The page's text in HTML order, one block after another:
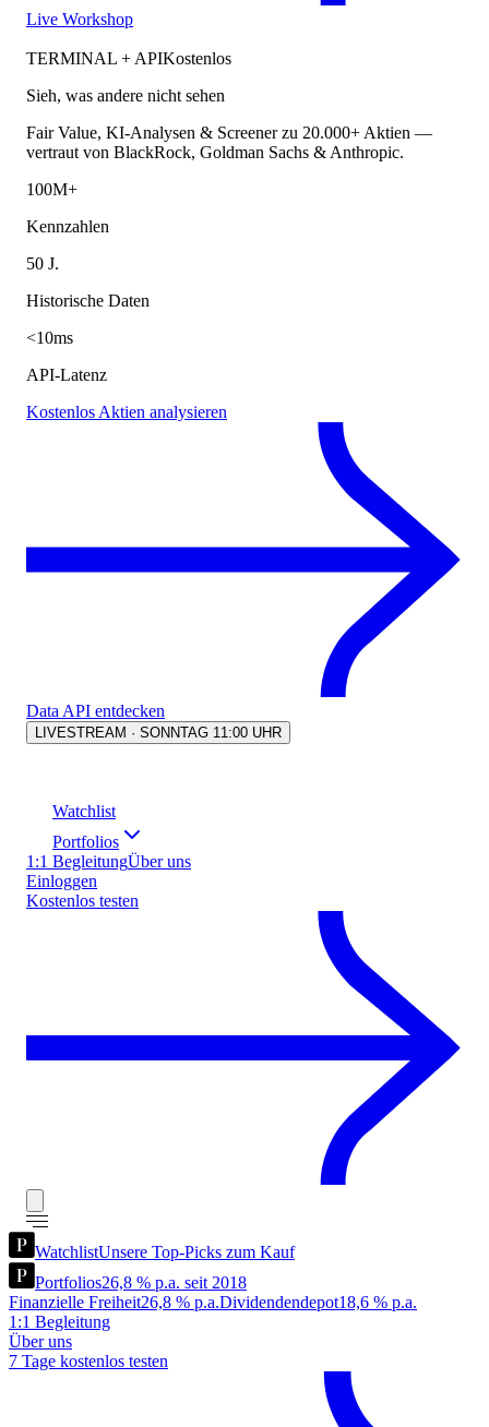
Live Workshop
TERMINAL + APIKostenlos
Sieh, was andere nicht sehen
Fair Value, KI-Analysen & Screener zu 20.000+ Aktien —
vertraut von BlackRock, Goldman Sachs & Anthropic.
100M+
Kennzahlen
50 J.
Historische Daten
<10ms
API-Latenz
Kostenlos Aktien analysieren
Data API entdecken
LIVESTREAM · SONNTAG 11:00 UHR
Watchlist
Portfolios
1:1 BegleitungÜber uns
Einloggen
Kostenlos testen
WatchlistUnsere Top-Picks zum Kauf
Portfolios26,8 % p.a. seit 2018
Finanzielle Freiheit26,8 % p.a.Dividendendepot18,6 % p.a.
1:1 Begleitung
Über uns
7 Tage kostenlos testen